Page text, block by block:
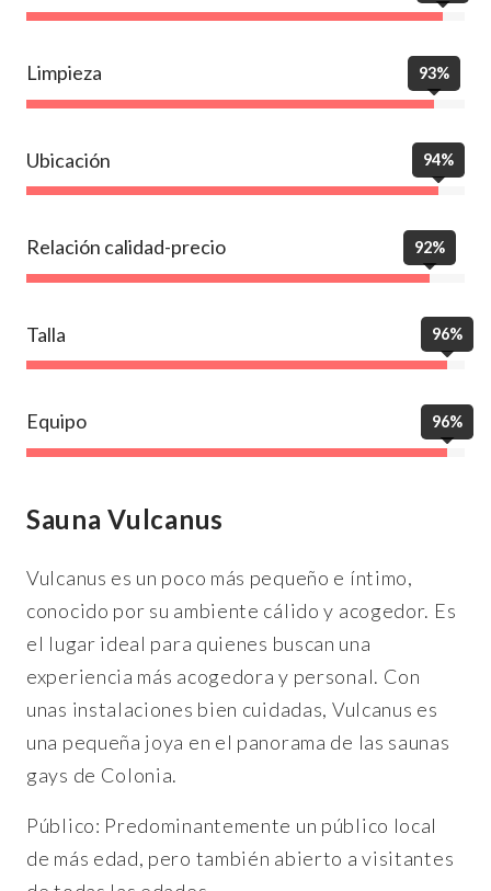
Limpieza 93%
Ubicación 94%
Relación calidad-precio 92%
Talla 96%
Equipo 96%
Sauna Vulcanus
Vulcanus es un poco más pequeño e íntimo,
conocido por su ambiente cálido y acogedor. Es
el lugar ideal para quienes buscan una
experiencia más acogedora y personal. Con
unas instalaciones bien cuidadas, Vulcanus es
una pequeña joya en el panorama de las saunas
gays de Colonia.
Público: Predominantemente un público local
de más edad, pero también abierto a visitantes